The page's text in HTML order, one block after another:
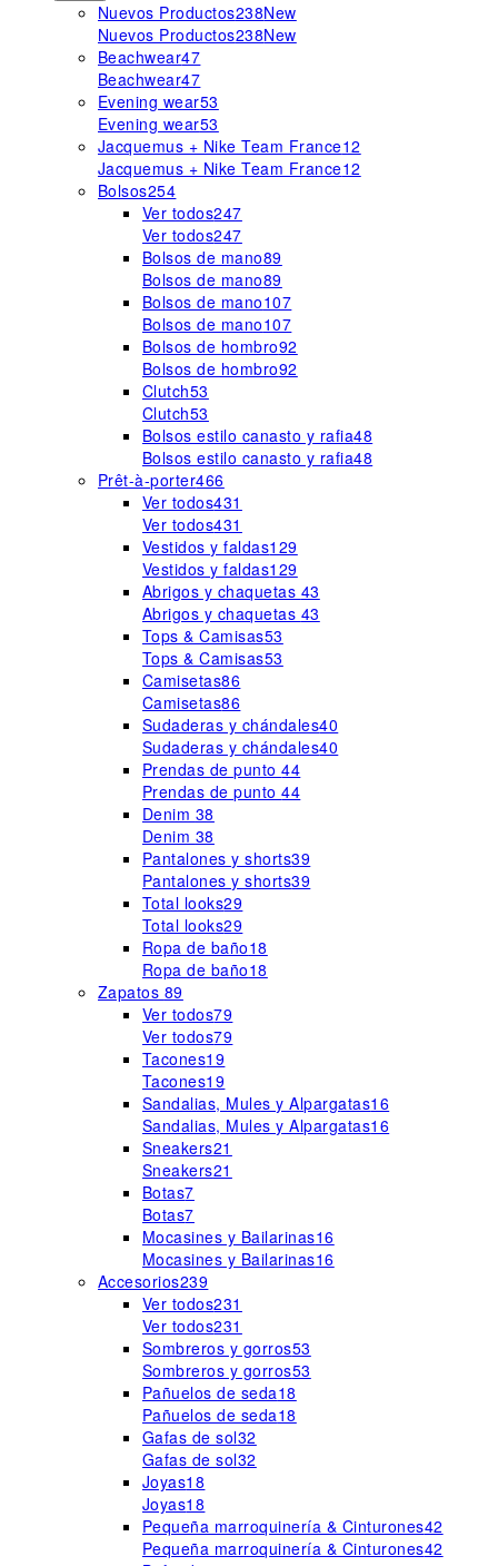
Nuevos Productos238New
Nuevos Productos238New
Beachwear47
Beachwear47
Evening wear53
Evening wear53
Jacquemus + Nike Team France12
Jacquemus + Nike Team France12
Bolsos254
Ver todos247
Ver todos247
Bolsos de mano89
Bolsos de mano89
Bolsos de mano107
Bolsos de mano107
Bolsos de hombro92
Bolsos de hombro92
Clutch53
Clutch53
Bolsos estilo canasto y rafia48
Bolsos estilo canasto y rafia48
Prêt-à-porter466
Ver todos431
Ver todos431
Vestidos y faldas129
Vestidos y faldas129
Abrigos y chaquetas 43
Abrigos y chaquetas 43
Tops & Camisas53
Tops & Camisas53
Camisetas86
Camisetas86
Sudaderas y chándales40
Sudaderas y chándales40
Prendas de punto44
Prendas de punto44
Denim 38
Denim 38
Pantalones y shorts39
Pantalones y shorts39
Total looks29
Total looks29
Ropa de baño18
Ropa de baño18
Zapatos 89
Ver todos79
Ver todos79
Tacones19
Tacones19
Sandalias, Mules y Alpargatas16
Sandalias, Mules y Alpargatas16
Sneakers21
Sneakers21
Botas7
Botas7
Mocasines y Bailarinas16
Mocasines y Bailarinas16
Accesorios239
Ver todos231
Ver todos231
Sombreros y gorros53
Sombreros y gorros53
Pañuelos de seda18
Pañuelos de seda18
Gafas de sol32
Gafas de sol32
Joyas18
Joyas18
Pequeña marroquinería & Cinturones42
Pequeña marroquinería & Cinturones42